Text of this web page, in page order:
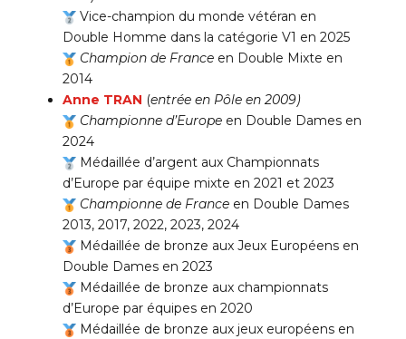
Vice-champion du monde vétéran en
Double Homme dans la catégorie V1 en 2025
Champion de France en Double Mixte en
2014
Anne TRAN (entrée en Pôle en 2009)
Championne d’Europe en Double Dames en
2024
Médaillée d’argent aux Championnats
d’Europe par équipe mixte en 2021 et 2023
Championne de France en Double Dames
2013, 2017, 2022, 2023, 2024
Médaillée de bronze aux Jeux Européens en
Double Dames en 2023
Médaillée de bronze aux championnats
d’Europe par équipes en 2020
Médaillée de bronze aux jeux européens en